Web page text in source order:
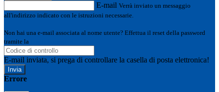
E-mail Verrà inviato un messaggio
all'indirizzo indicato con le istruzioni necessarie.
Non hai una e-mail associata al nome utente? Effettua il reset della password
tramite la
E-mail inviata, si prega di controllare la casella di posta elettronica!
Errore